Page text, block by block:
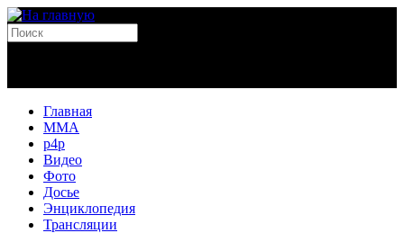
Главная
MMA
p4p
Видео
Фото
Досье
Энциклопедия
Трансляции